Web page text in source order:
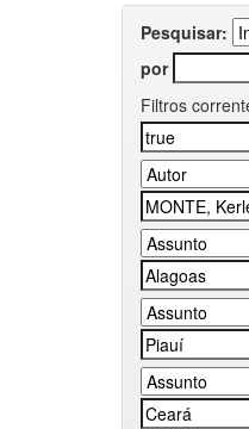
Pesquisar:
por
Filtros